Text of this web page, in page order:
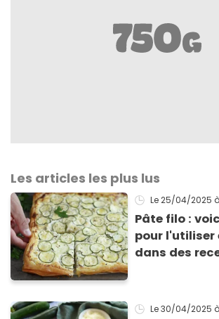
Les articles les plus lus
Le 25/04/2025
Pâte filo :
pour l'utiliser
dans des
Le 30/04/2025